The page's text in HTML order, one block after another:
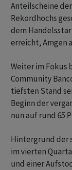
Anteilscheine
Rekordhochs
dem
erreicht, Amgen
Weiter im Fokus
Community
tiefsten Stand
Beginn der
nun auf rund 65
Hintergrund der
im vierten
und einer